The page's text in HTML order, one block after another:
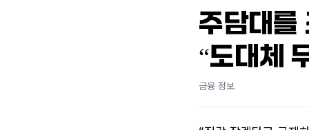
대출상담사 찾기
사업자대출
전세대출
신용대출
주담대를
“도대체
금융 정보